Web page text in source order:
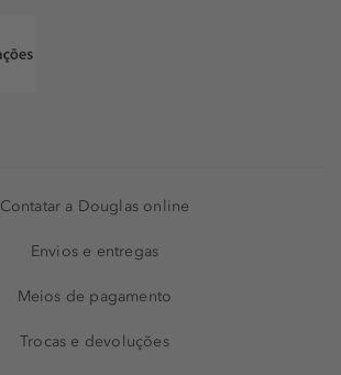
Contatar a Douglas online
Envios e entregas
Meios de pagamento
Trocas e devoluções